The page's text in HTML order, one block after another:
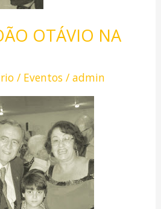
OTÁVIO NA
/ Eventos / admin